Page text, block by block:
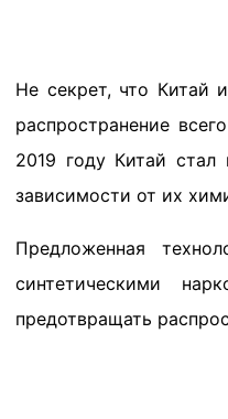
Не секрет, что Китай
распространение всего
2019 году Китай стал
зависимости от их
Предложенная
синтетическими
предотвращать